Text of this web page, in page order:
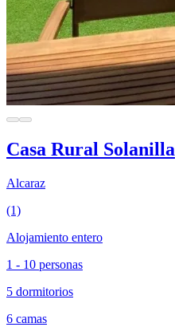
Casa Rural Solanilla
Alcaraz
(1)
Alojamiento entero
1 - 10 personas
5 dormitorios
6 camas